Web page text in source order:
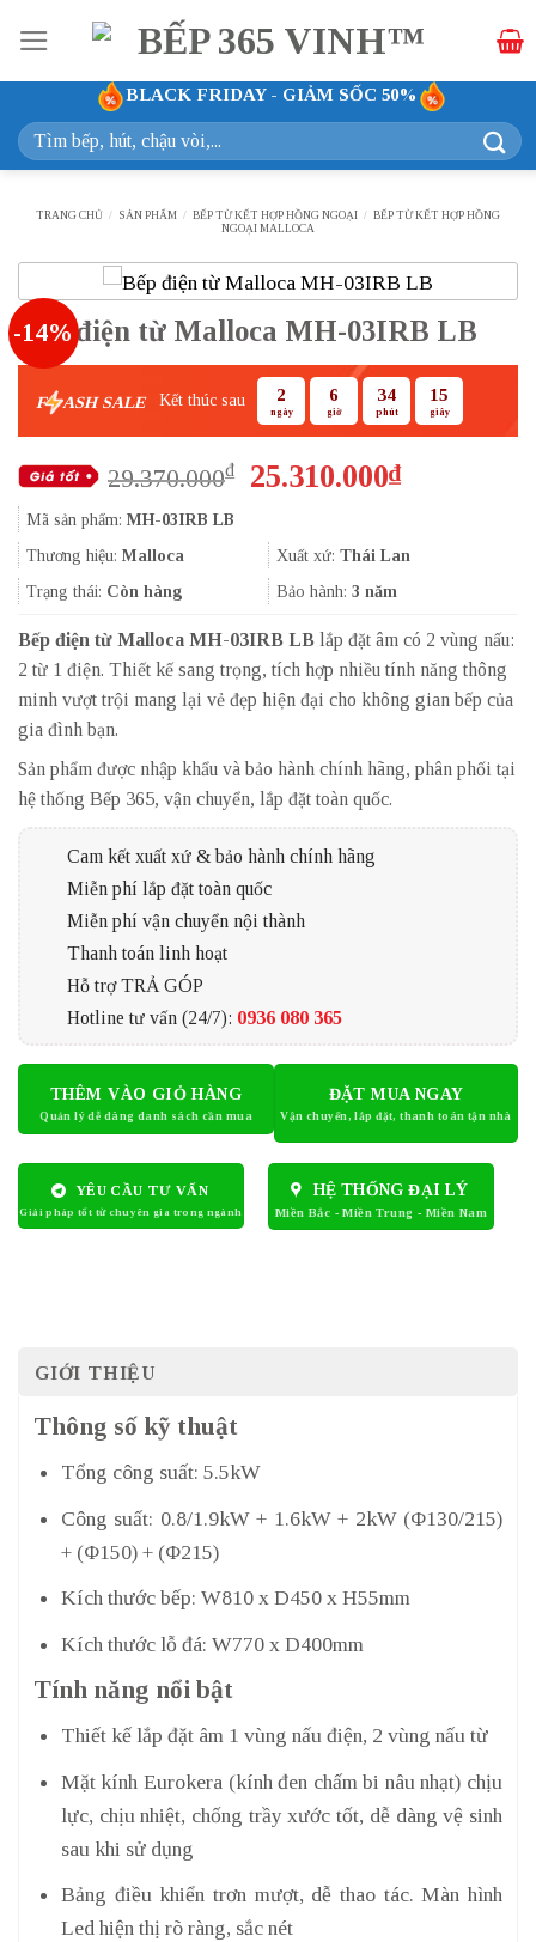
qua
nội
dung
BLACK FRIDAY - GIẢM SỐC 50%
Tìm
kiếm:
TRANG CHỦ / SẢN PHẨM / BẾP TỪ KẾT HỢP HỒNG NGOẠI / BẾP TỪ KẾT HỢP HỒNG
NGOẠI MALLOCA
-14%
Bếp điện từ Malloca MH-03IRB LB
F ASH SALE Kết thúc sau 2
ngày
6
giờ
34
phút
14
giây
29.370.000₫
Giá
29.370.000₫.
25.310.000₫Giá
là:
Mã sản phẩm: MH-03IRB LB
Thương hiệu: Malloca Xuất xứ: Thái Lan
Trạng thái: Còn hàng Bảo hành: 3 năm
Bếp điện từ Malloca MH-03IRB LB lắp đặt âm có 2 vùng nấu:
2 từ 1 điện. Thiết kế sang trọng, tích hợp nhiều tính năng thông
minh vượt trội mang lại vẻ đẹp hiện đại cho không gian bếp của
gia đình bạn.
Sản phẩm được nhập khẩu và bảo hành chính hãng, phân phối tại
hệ thống Bếp 365, vận chuyển, lắp đặt toàn quốc.
Cam kết xuất xứ & bảo hành chính hãng
Miễn phí lắp đặt toàn quốc
Miễn phí vận chuyển nội thành
Thanh toán linh hoạt
Hỗ trợ TRẢ GÓP
Hotline tư vấn (24/7): 0936 080 365
THÊM VÀO GIỎ HÀNG ĐẶT MUA NGAY
YÊU CẦU TƯ VẤN HỆ THỐNG ĐẠI LÝ
GIỚI THIỆU
Thông số kỹ thuật
Tổng công suất: 5.5kW
Công suất: 0.8/1.9kW + 1.6kW + 2kW (Φ130/215)
+ (Φ150) + (Φ215)
Kích thước bếp: W810 x D450 x H55mm
Kích thước lỗ đá: W770 x D400mm
Tính năng nổi bật
Thiết kế lắp đặt âm 1 vùng nấu điện, 2 vùng nấu từ
Mặt kính Eurokera (kính đen chấm bi nâu nhạt) chịu
lực, chịu nhiệt, chống trầy xước tốt, dễ dàng vệ sinh
sau khi sử dụng
Bảng điều khiển trơn mượt, dễ thao tác. Màn hình
Led hiện thị rõ ràng, sắc nét